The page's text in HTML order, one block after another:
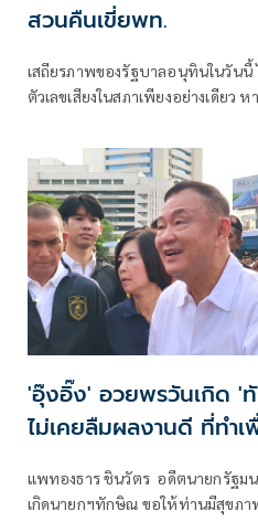
สวนคืนเขี่ยพท.
เสถียรภาพของรัฐบาลอนุทินในวันนี้
ตัวเลขเสียงในสภาเพียงอย่างเดียว
แตกแยกภายในเครือข่ายอำนาจของ
'อุ๊งอิ๊ง' อวยพรวันเกิด
ไม่เคยลืมผลงานดี ที่ทำเ
แพทองธาร ชินวัตร อดีตนายกรัฐม
เกิดนายกฯทักษิณ ขอให้ท่านมีสุขภา